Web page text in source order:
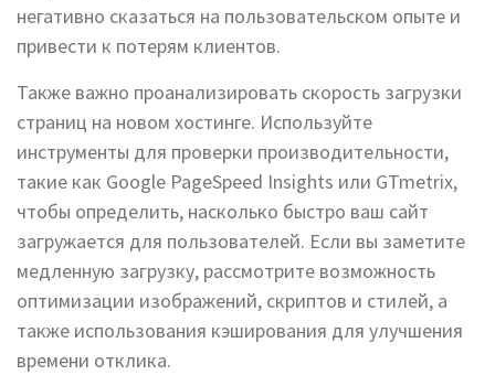
негативно сказаться на пользовательском опыте и
привести к потерям клиентов.
Также важно проанализировать скорость загрузки
страниц на новом хостинге. Используйте
инструменты для проверки производительности,
такие как Google PageSpeed Insights или GTmetrix,
чтобы определить, насколько быстро ваш сайт
загружается для пользователей. Если вы заметите
медленную загрузку, рассмотрите возможность
оптимизации изображений, скриптов и стилей, а
также использования кэширования для улучшения
времени отклика.